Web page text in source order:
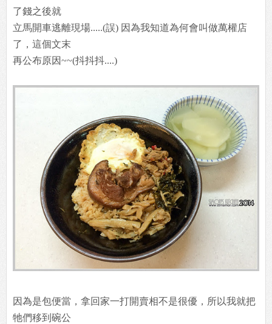
了錢之後就
立馬開車逃離現場.....(誤) 因為我知道為何會叫做萬權店
了，這個文末
再公布原因~~(抖抖抖....)
因為是包便當，拿回家一打開賣相不是很優，所以我就把
牠們移到碗公